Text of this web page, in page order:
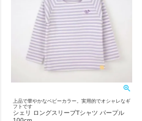
上品で華やかなベビーカラー。実用的でオシャレなギ
フトです
シェリ ロングスリーブTシャツ パープル